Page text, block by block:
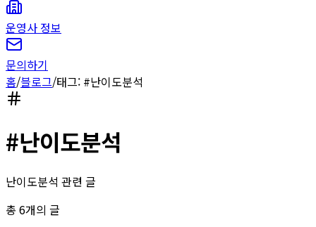
운영사 정보
문의하기
홈/블로그/태그: #난이도분석
#난이도분석
난이도분석 관련 글
총 6개의 글